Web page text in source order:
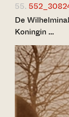
55.
De
Koningin …